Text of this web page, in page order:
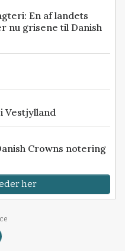
En af landets
nu grisene til Danish
Vestjylland
Crowns notering
her